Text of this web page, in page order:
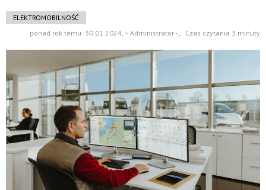
ELEKTROMOBILNOŚĆ
ponad rok temu 30.01.2024, ~ Administrator - , Czas czytania 3 minuty